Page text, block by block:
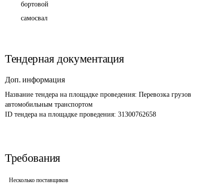
бортовой
самосвал
Тендерная документация
Доп. информация
Название тендера на площадке проведения: Перевозка грузов
автомобильным транспортом
ID тендера на площадке проведения: 31300762658
Требования
Несколько поставщиков